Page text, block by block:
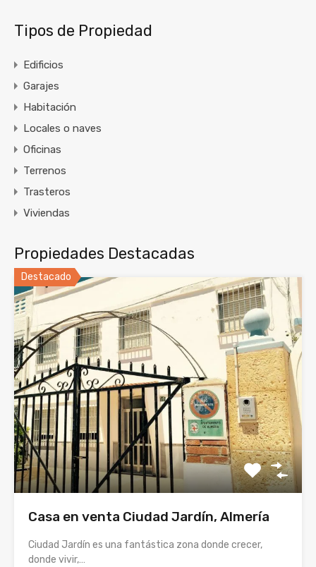
Tipos de Propiedad
Edificios
Garajes
Habitación
Locales o naves
Oficinas
Terrenos
Trasteros
Viviendas
Propiedades Destacadas
Destacado
Casa en venta Ciudad Jardín, Almería
Ciudad Jardín es una fantástica zona donde crecer,
donde vivir,…